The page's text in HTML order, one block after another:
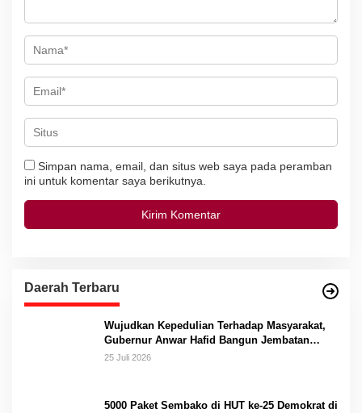
Simpan nama, email, dan situs web saya pada peramban
ini untuk komentar saya berikutnya.
Daerah Terbaru
Wujudkan Kepedulian Terhadap Masyarakat,
Gubernur Anwar Hafid Bangun Jembatan
Gantung Masungkang dengan Dana Pribadi
25 Juli 2026
5000 Paket Sembako di HUT ke-25 Demokrat di